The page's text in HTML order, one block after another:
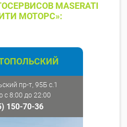
MASERATI
МОТОРС»:
пр-т, 95Б с.1
с 8:00 до 22:00
150-70-36